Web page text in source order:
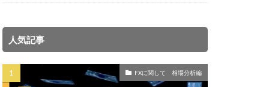
人気記事
FXに関して 相場分析編